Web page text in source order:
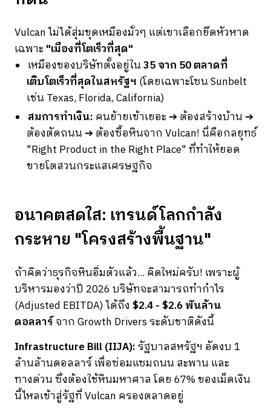
Vulcan ไม่ได้สุ่มขุดเหมืองมั่วๆ แต่เขาเลือกยึดหัวหาด
เฉพาะ "เมืองที่โตเร็วที่สุด"
เหมืองของบริษัทตั้งอยู่ใน35 จาก 50 ตลาดที่
เติบโตเร็วที่สุดในสหรัฐฯ (โดยเฉพาะโซน Sunbelt
เช่น Texas, Florida, California)
สมการทำเงิน: คนย้ายเข้าเยอะ ➔ ต้องสร้างบ้าน ➔
ต้องตัดถนน ➔ ต้องซื้อหินจาก Vulcan! นี่คือกลยุทธ์
"Right Product in the Right Place" ที่ทำให้ยอด
ขายโตสวนกระแสเศรษฐกิจ
อนาคตสดใส: เทรนด์โลกกำลัง
กระหาย "โครงสร้างพื้นฐาน"
ถ้าคิดว่าธุรกิจหินอิ่มตัวแล้ว... คิดใหม่ครับ! เพราะผู้
บริหารมองว่าปี 2026 บริษัทจะสามารถทำกำไร
(Adjusted EBITDA) ได้ถึง $2.4 - $2.6 พันล้าน
ดอลลาร์จาก Growth Drivers ระดับชาติดังนี้
Infrastructure Bill (IIJA):รัฐบาลสหรัฐฯ อัดงบ 1
ล้านล้านดอลลาร์ เพื่อซ่อมแซมถนน สะพาน และ
ทางด่วน ซึ่งต้องใช้หินมหาศาล โดย 67% ของเม็ดเงิน
นี้ไหลเข้าสู่รัฐที่ Vulcan ครองตลาดอยู่